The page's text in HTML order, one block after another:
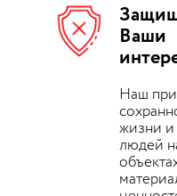
Ваши
Наш
жизни и
людей